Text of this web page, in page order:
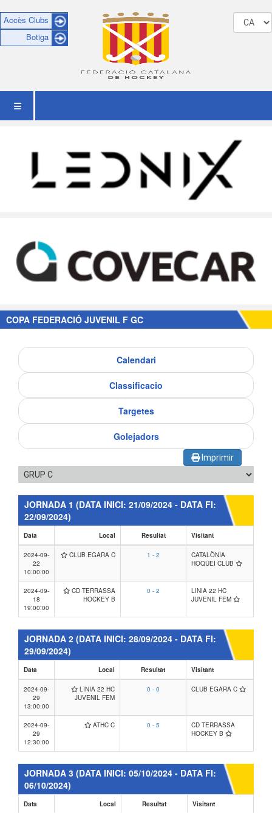
Accès Clubs
Botiga
COPA FEDERACIÓ JUVENIL F GC
Calendari
Classificacio
Targetes
Golejadors
Imprimir
JORNADA 1 (DATA INICI: 21/09/2024 - DATA FI:
22/09/2024)
Data Local Resultat Visitant
2024-09-
22
10:00:00
CLUB EGARA C 1 - 2
CATALÒNIA
HOQUEI CLUB
2024-09-
18
19:00:00
CD TERRASSA
HOCKEY B
0 - 2
LINIA 22 HC
JUVENIL FEM
JORNADA 2 (DATA INICI: 28/09/2024 - DATA FI:
29/09/2024)
Data Local Resultat Visitant
2024-09-
29
13:00:00
LINIA 22 HC
JUVENIL FEM
0 - 0 CLUB EGARA C
2024-09-
29
12:30:00
ATHC C 0 - 5
CD TERRASSA
HOCKEY B
JORNADA 3 (DATA INICI: 05/10/2024 - DATA FI:
06/10/2024)
Data Local Resultat Visitant